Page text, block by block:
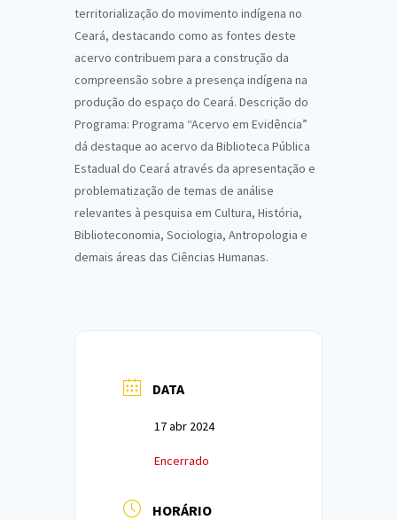
territorialização do movimento indígena no
Ceará, destacando como as fontes deste
acervo contribuem para a construção da
compreensão sobre a presença indígena na
produção do espaço do Ceará. Descrição do
Programa: Programa “Acervo em Evidência”
dá destaque ao acervo da Biblioteca Pública
Estadual do Ceará através da apresentação e
problematização de temas de análise
relevantes à pesquisa em Cultura, História,
Biblioteconomia, Sociologia, Antropologia e
demais áreas das Ciências Humanas.
DATA
17 abr 2024
Encerrado
HORÁRIO